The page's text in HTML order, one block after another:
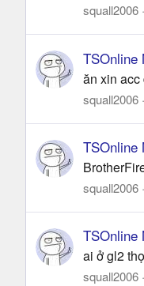
squall2006
TSOnline
ăn xin acc
squall2006
TSOnline
squall2006
TSOnline
ai ở gl2
squall2006